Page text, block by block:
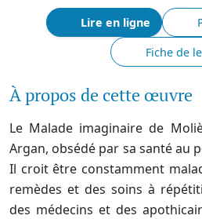
Lire en ligne
Fiche de
À propos de cette œuvre
Le Malade imaginaire de
Argan, obsédé par sa santé au
Il croit être constamment
remèdes et des soins à
des médecins et des